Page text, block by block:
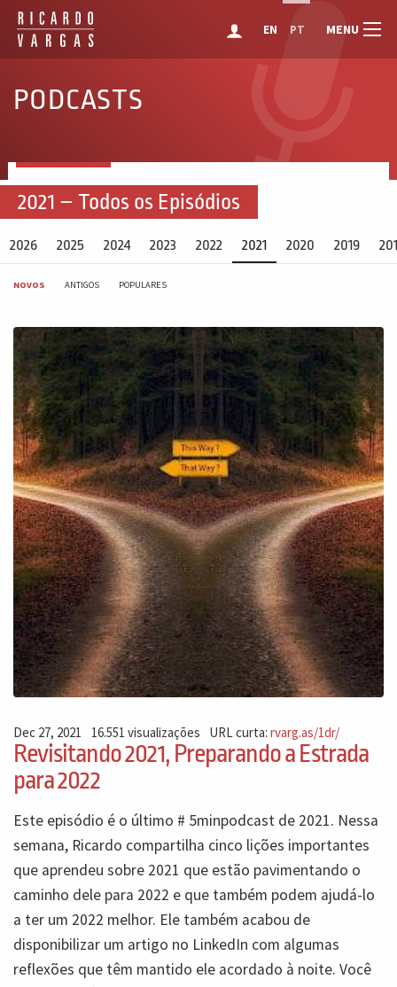
EN PT MENU
PODCASTS
2021 – Todos os Episódios
2026 2025 2024 2023 2022 2021 2020 2019
NOVOS ANTIGOS POPULARES
Dec 27, 2021 16.551 visualizações URL curta:rvarg.as/1dr/
Revisitando 2021, Preparando a Estrada
para 2022
Este episódio é o último # 5minpodcast de 2021. Nessa
semana, Ricardo compartilha cinco lições importantes
que aprendeu sobre 2021 que estão pavimentando o
caminho dele para 2022 e que também podem ajudá-lo
a ter um 2022 melhor. Ele também acabou de
disponibilizar um artigo no LinkedIn com algumas
reflexões que têm mantido ele acordado à noite. Você